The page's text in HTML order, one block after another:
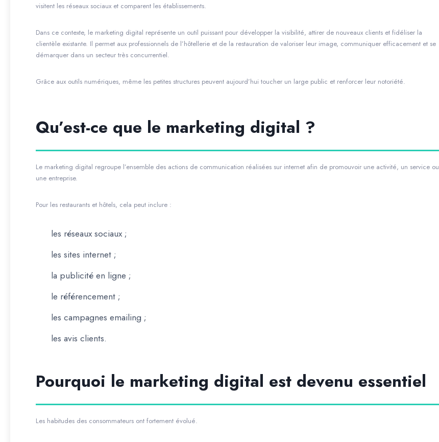
visitent les réseaux sociaux et comparent les établissements.
Dans ce contexte, le marketing digital représente un outil puissant pour développer la visibilité, attirer de nouveaux clients et fidéliser la
clientèle existante. Il permet aux professionnels de l’hôtellerie et de la restauration de valoriser leur image, communiquer efficacement et se
démarquer dans un secteur très concurrentiel.
Grâce aux outils numériques, même les petites structures peuvent aujourd’hui toucher un large public et renforcer leur notoriété.
Qu’est-ce que le marketing digital ?
Le marketing digital regroupe l’ensemble des actions de communication réalisées sur internet afin de promouvoir une activité, un service ou
une entreprise.
Pour les restaurants et hôtels, cela peut inclure :
les réseaux sociaux ;
les sites internet ;
la publicité en ligne ;
le référencement ;
les campagnes emailing ;
les avis clients.
Pourquoi le marketing digital est devenu essentiel
Les habitudes des consommateurs ont fortement évolué.